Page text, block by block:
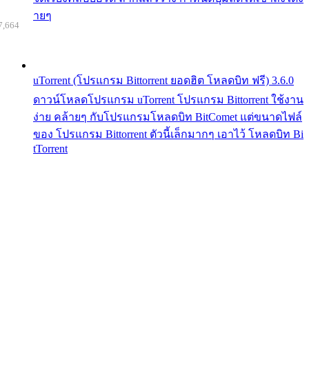
ายๆ
uTorrent (โปรแกรม Bittorrent ยอดฮิต โหลดบิท ฟรี) 3.6.0
ดาวน์โหลดโปรแกรม uTorrent โปรแกรม Bittorrent ใช้งาน
ง่าย คล้ายๆ กับโปรแกรมโหลดบิท BitComet แต่ขนาดไฟล์
ของ โปรแกรม Bittorrent ตัวนี้เล็กมากๆ เอาไว้ โหลดบิท Bi
tTorrent